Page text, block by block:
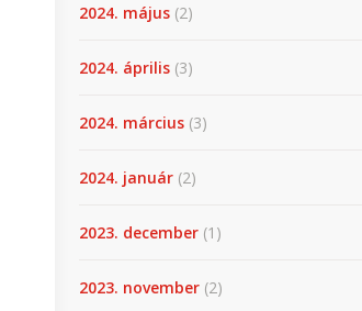
2024. május (2)
2024. április (3)
2024. március (3)
2024. január (2)
2023. december (1)
2023. november (2)